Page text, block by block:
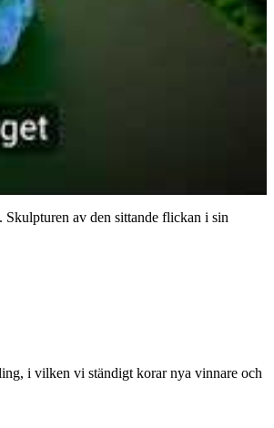
av den sittande flickan i sin
i vilken vi ständigt korar nya vinnare och